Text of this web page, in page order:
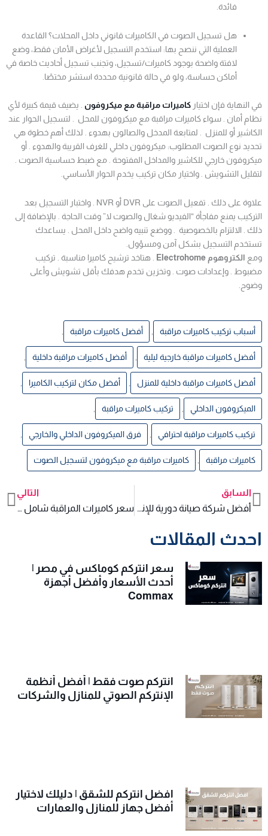
فائدة.
هل تسجيل الصوت في الكاميرات قانوني داخل المحلات؟ القاعدة
العملية التي ننصح بها: استخدم التسجيل لأغراض الأمان فقط، وضع
لافتة واضحة بوجود كاميرات/تسجيل، وتجنب تسجيل أحاديث خاصة في
أماكن حساسة، ولو في حالة قانونية محددة استشر مختصًا.
في النهاية فإن اختيار كاميرات مراقبة مع ميكروفون . يضيف قيمة كبيرة لأي
نظام أمان . سواء كاميرات مراقبة مع ميكروفون للمحل . لتسجيل الحوار عند
الكاشير أو للمنزل . لمتابعة المدخل والصالون بهدوء . لذلك أهم خطوة هي
تحديد نوع الصوت المطلوب: ميكروفون داخلي للغرف القريبة والهدوء . أو
ميكروفون خارجي للكاشير والمداخل المفتوحة . مع ضبط حساسية الصوت .
لتقليل التشويش . واختيار مكان تركيب يخدم الحوار الأساسي.
علاوة على ذلك . تفعيل الصوت على DVR أو NVR . واختبار التسجيل بعد
التركيب يمنع مفاجأة “الفيديو شغال والصوت لا” وقت الحاجة . بالإضافة إلى
ذلك . الالتزام بالخصوصية . ووضع تنبيه واضح داخل المحل . يساعدك
تستخدم التسجيل بشكل آمن ومسؤول.
ومع الكتروهوم Electrohome
. هتاخد ترشيح كاميرا مناسبة . تركيب
مضبوط . وإعدادات صوت . وتخزين تخدم هدفك بأقل تشويش وأعلى
وضوح.
أسباب تركيب كاميرات مراقبة أفضل كاميرات مراقبة
أفضل كاميرات مراقبة خارجية ليلية أفضل كاميرات مراقبة داخلية
أفضل كاميرات مراقبة داخلية للمنزل أفضل مكان لتركيب الكاميرا
الميكروفون الداخلي تركيب كاميرات مراقبة
تركيب كاميرات مراقبة احترافي فرق الميكروفون الداخلي والخارجي
كاميرات مراقبة كاميرات مراقبة مع ميكروفون لتسجيل الصوت
Prev
السابق
أفضل شركة صيانة دورية للإنتركم كل 6 شهور
التالي
سعر كاميرات المراقبة شامل التركيب وضبط التسجيل
احدث المقالات
سعر انتركم كوماكس في مصر |
أحدث الأسعار وأفضل أجهزة
Commax
انتركم صوت فقط | أفضل أنظمة
الإنتركم الصوتي للمنازل والشركات
افضل انتركم للشقق | دليلك لاختيار
أفضل جهاز للمنازل والعمارات